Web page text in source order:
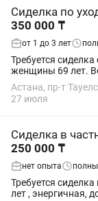
Сиделка по
350 000 ₸
от 1 до 3 лет
Требуется
женщины 69 лет.
имеется
от 30 до 55 лет,
Астана, пр-т
27 июля
Сиделка в
250 000 ₸
нет опыта
Требуется
лет , энергичная,